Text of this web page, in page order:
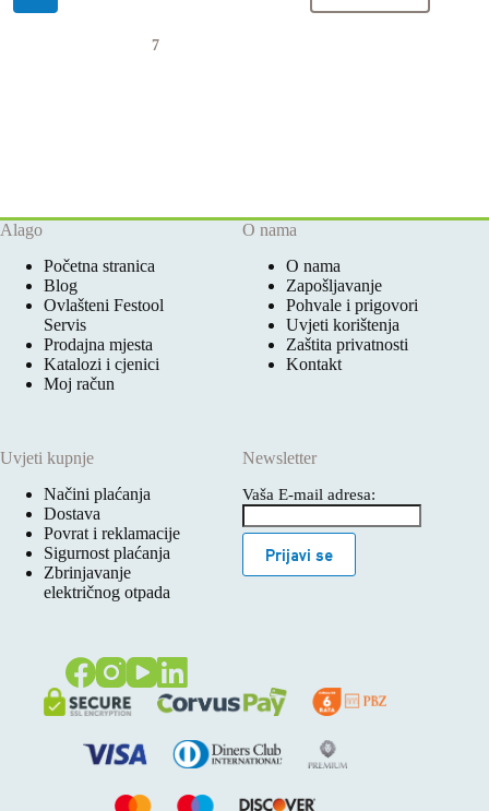
7
Alago
Početna stranica
Blog
Ovlašteni Festool
Servis
Prodajna mjesta
Katalozi i cjenici
Moj račun
O nama
O nama
Zapošljavanje
Pohvale i prigovori
Uvjeti korištenja
Zaštita privatnosti
Kontakt
Uvjeti kupnje
Načini plaćanja
Dostava
Povrat i reklamacije
Sigurnost plaćanja
Zbrinjavanje
električnog otpada
Newsletter
Vaša E-mail adresa:
Prijavi se